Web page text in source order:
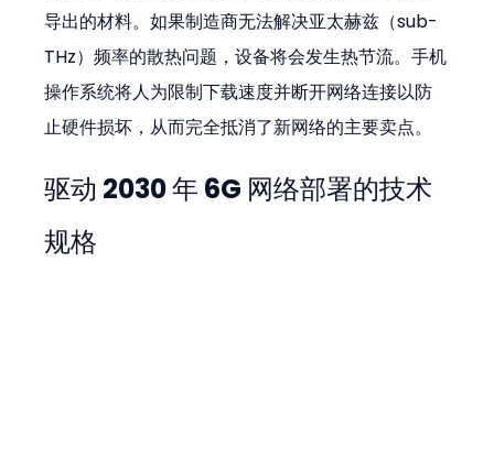
导出的材料。如果制造商无法解决亚太赫兹（sub-
THz）频率的散热问题，设备将会发生热节流。手机
操作系统将人为限制下载速度并断开网络连接以防
止硬件损坏，从而完全抵消了新网络的主要卖点。
驱动 2030 年 6G 网络部署的技术
规格